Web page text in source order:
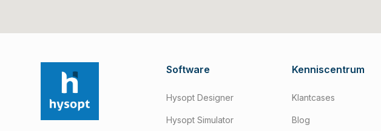
Software
Hysopt Designer
Hysopt Simulator
Kenniscentrum
Klantcases
Blog